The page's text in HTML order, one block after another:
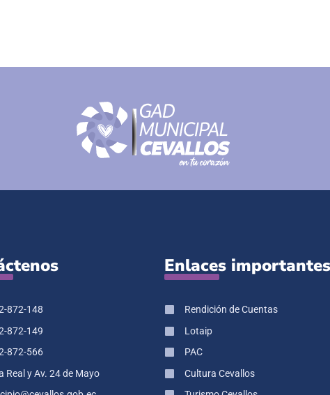
872-148
872-149
872-566
Real y Av. 24 de Mayo
Enlaces importantes
Rendición de Cuentas
Lotaip
PAC
Cultura Cevallos